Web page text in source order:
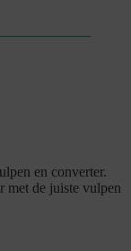
en converter.
met de juiste vulpen